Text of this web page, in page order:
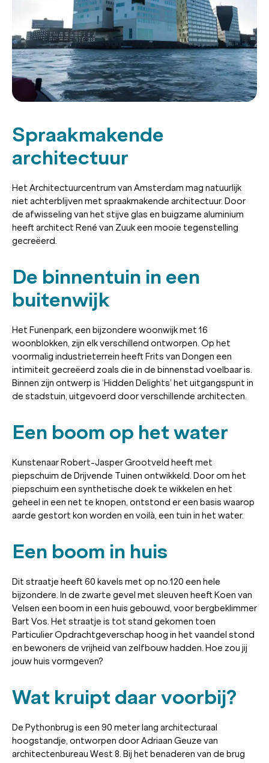
Spraakmakende
architectuur
Het Architectuurcentrum van Amsterdam mag natuurlijk
niet achterblijven met spraakmakende architectuur. Door
de afwisseling van het stijve glas en buigzame aluminium
heeft architect René van Zuuk een mooie tegenstelling
gecreëerd.
De binnentuin in een
buitenwijk
Het Funenpark, een bijzondere woonwijk met 16
woonblokken, zijn elk verschillend ontworpen. Op het
voormalig industrieterrein heeft Frits van Dongen een
intimiteit gecreëerd zoals die in de binnenstad voelbaar is.
Binnen zijn ontwerp is ‘Hidden Delights’ het uitgangspunt in
de stadstuin, uitgevoerd door verschillende architecten.
Een boom op het water
Kunstenaar Robert-Jasper Grootveld heeft met
piepschuim de Drijvende Tuinen ontwikkeld. Door om het
piepschuim een synthetische doek te wikkelen en het
geheel in een net te knopen, ontstond er een basis waarop
aarde gestort kon worden en voilà, een tuin in het water.
Een boom in huis
Dit straatje heeft 60 kavels met op no.120 een hele
bijzondere. In de zwarte gevel met sleuven heeft Koen van
Velsen een boom in een huis gebouwd, voor bergbeklimmer
Bart Vos. Het straatje is tot stand gekomen toen
Particulier Opdrachtgeverschap hoog in het vaandel stond
en bewoners de vrijheid van zelfbouw hadden. Hoe zou jij
jouw huis vormgeven?
Wat kruipt daar voorbij?
De Pythonbrug is een 90 meter lang architecturaal
hoogstandje, ontworpen door Adriaan Geuze van
architectenbureau West 8. Bij het benaderen van de brug